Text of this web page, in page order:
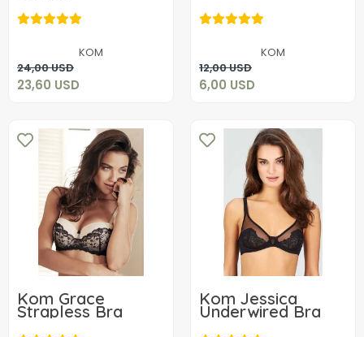
KOM
24,00 USD
23,60 USD
23,60 USD
Add to cart
KOM
12,00 USD
6,00 USD
6,00 USD
Add to cart
Kom Grace
Strapless Bra
Kom Jessica
Underwired Bra